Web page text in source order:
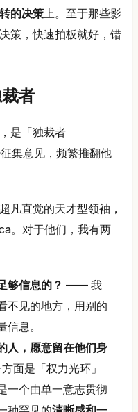
的决策 上。至于那些影
策，快速拍板就好，错
者
是「独裁者
集意见，频繁推翻他
凡直觉的天才型领袖，
。对于他们，我有两
够信息的？ —— 我
不见的地方，用别的
息。
人，愿意留在他们身
面是「权力光环」
一个由单一意志贯彻